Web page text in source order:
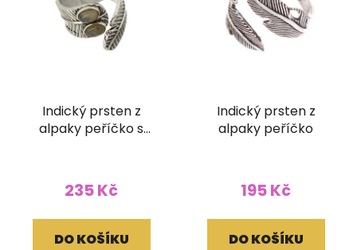
Indický prsten z
alpaky peříčko s
235 Kč
DO KOŠÍKU
Indický prsten z
alpaky peříčko
195 Kč
DO KOŠÍKU